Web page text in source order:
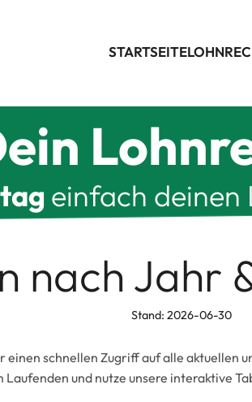
STARTSEITE
einfach deinen
nach Jahr
Stand: 2026-06-30
einen schnellen Zugriff auf alle aktuellen
und nutze unsere interaktive